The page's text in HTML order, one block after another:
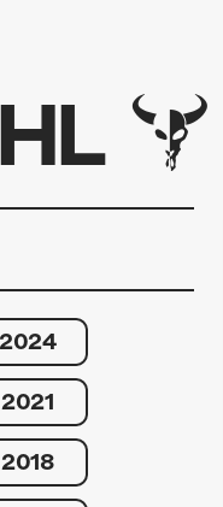
2024
2021
2018